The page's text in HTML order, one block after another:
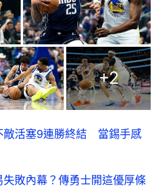
+2
敵活塞9連勝終結 當錫手感
敗內幕？傳勇士開這優厚條